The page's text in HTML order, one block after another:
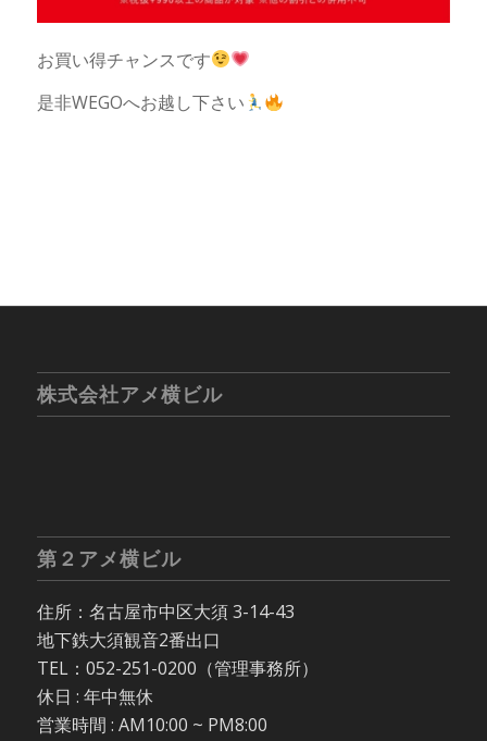
お買い得チャンスです
是非WEGOへお越し下さい
株式会社アメ横ビル
第２アメ横ビル
住所：名古屋市中区大須 3-14-43
地下鉄大須観音2番出口
TEL：052-251-0200（管理事務所）
休日 : 年中無休
営業時間 : AM10:00 ~ PM8:00